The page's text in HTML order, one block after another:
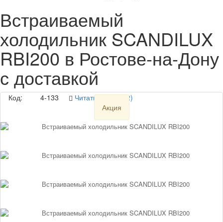
Встраиваемый
холодильник SCANDILUX
RBI200 в Ростове-на-Дону
с доставкой
Код: 4-133
Читать отзывы (2)
Акция